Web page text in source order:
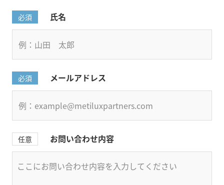
必須 氏名
必須 メールアドレス
任意 お問い合わせ内容